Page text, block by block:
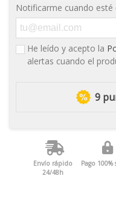
Notificarme cuando esté
He leído y acepto la
alertas cuando el
9
Envío rápido
24/48h
Pago 100%